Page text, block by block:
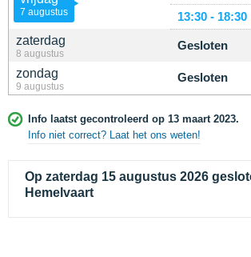
7 augustus
13:30 - 18:30
zaterdag
8 augustus
Gesloten
zondag
9 augustus
Gesloten
Info laatst gecontroleerd op 13 maart 2023.
Info niet correct? Laat het ons weten!
Op zaterdag 15 augustus 2026
Hemelvaart